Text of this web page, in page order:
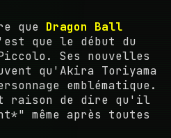
que Dragon Ball
que le début du
Ses nouvelles
qu'Akira Toriyama
emblématique.
raison de dire qu'il
même après toutes